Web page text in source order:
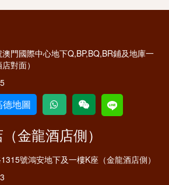
門國際中心地下Q,BP,BQ,BR鋪及地庫一
對面）
德地圖
金龍酒店側）
號鴻安地下及一樓K座（金龍酒店側）